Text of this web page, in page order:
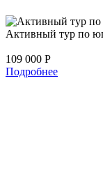
Активный тур по
109 000 Р
Подробнее